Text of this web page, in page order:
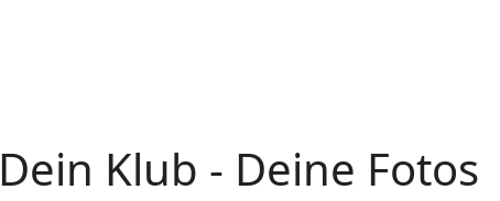
Dein Klub - Deine Fotos